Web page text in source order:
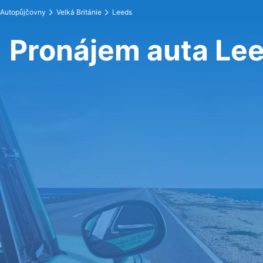
Autopůjčovny Velká Británie Leeds
Pronájem auta